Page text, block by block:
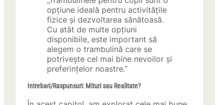
opțiune ideală pentru activitățile
fizice și dezvoltarea sănătoasă.
Cu atât de multe opțiuni
disponibile, este important să
alegem o trambulină care se
potrivește cel mai bine nevoilor și
preferințelor noastre.”
Intrebari/Raspunsuri: Mituri sau Realitate?